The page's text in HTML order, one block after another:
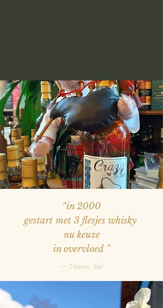
“in 2000
gestart met 3 flesjes whisky
nu keuze
in overvloed ”
— Naam, titel